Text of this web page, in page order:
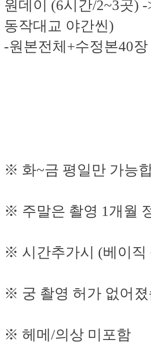
원데이 (6시간/2~3곳)
동작대교 야간씬)
-원본전체+수정본40
※ 화~금 평일만 가능
※ 주말은 촬영 1개월
※ 시간추가시 (베이직
※ 궁 촬영 허가 없어
※ 헤메/의상 미포함